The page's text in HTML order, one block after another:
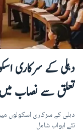
دہلی کے سرکاری
تعلق سے نصاب
دہلی کے سرکاری اسکولوں
نئے ابواب شامل